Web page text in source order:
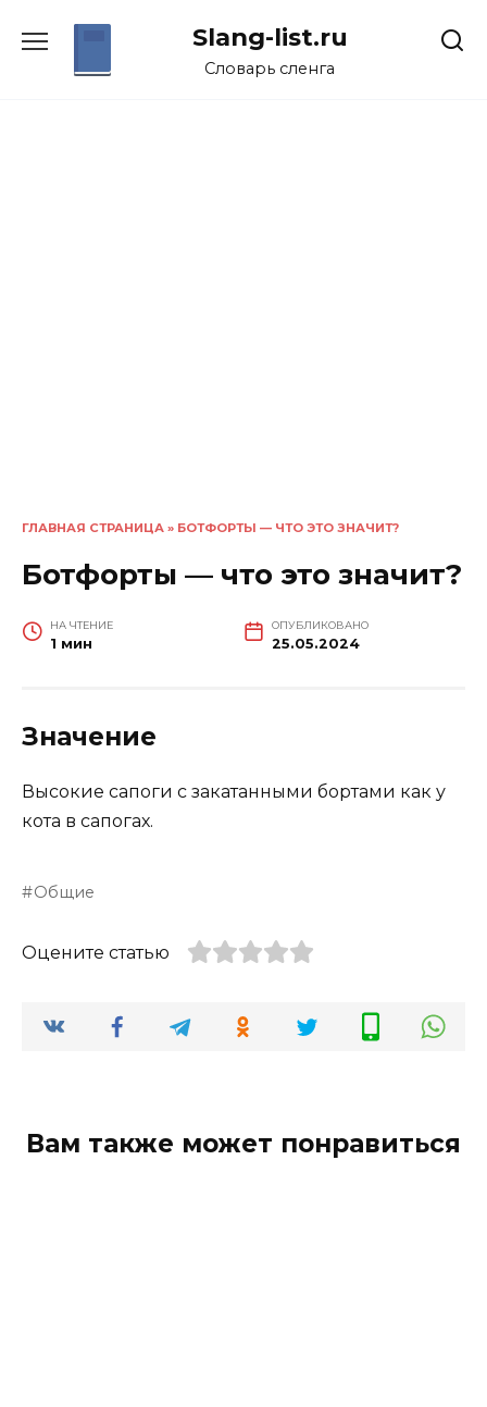
Slang-list.ru
Словарь сленга
ГЛАВНАЯ СТРАНИЦА » БОТФОРТЫ — ЧТО ЭТО ЗНАЧИТ?
Ботфорты — что это значит?
НА ЧТЕНИЕ
1 мин
ОПУБЛИКОВАНО
25.05.2024
Значение
Высокие сапоги с закатанными бортами как у
кота в сапогах.
Общие
Оцените статью
Вам также может понравиться